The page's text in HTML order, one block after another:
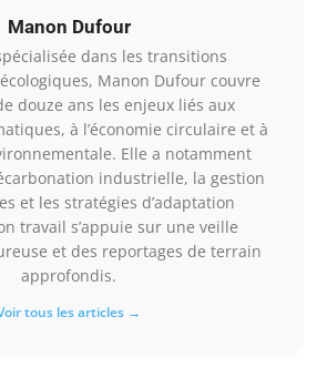
Manon Dufour
dans les transitions
Manon Dufour couvre
douze ans les enjeux liés aux
à l’économie circulaire et à
Elle a notamment
industrielle, la gestion
et les stratégies d’adaptation
travail s’appuie sur une veille
et des reportages de terrain
approfondis.
tous les articles →